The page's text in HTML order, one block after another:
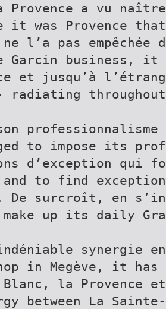
Provence a vu
it was Provence
l’a pas empêchée
Garcin business,
et jusqu’à
radiating
to impose its
d’exception qui
and to find
De surcroît, en
make up its daily
synergie
in Megève, it has
Blanc, la Provence
between La